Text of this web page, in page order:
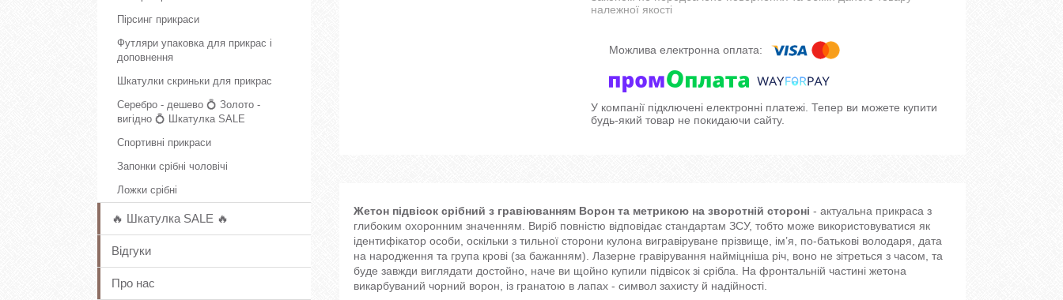
належної якості
У компанії підключені електронні платежі. Тепер ви можете купити
будь-який товар не покидаючи сайту.
Жетон підвісок срібний з гравіюванням Ворон та метрикою на зворотній стороні - актуальна прикраса з
глибоким охоронним значенням. Виріб повністю відповідає стандартам ЗСУ, тобто може використовуватися як
ідентифікатор особи, оскільки з тильної сторони кулона вигравіруване прізвище, ім’я, по-батькові володаря, дата
на народження та група крові (за бажанням). Лазерне гравірування найміцніша річ, воно не зітреться з часом, та
буде завжди виглядати достойно, наче ви щойно купили підвісок зі срібла. На фронтальній частині жетона
викарбуваний чорний ворон, із гранатою в лапах - символ захисту й надійності.
Пірсинг прикраси
Футляри упаковка для прикрас і
доповнення
Шкатулки скриньки для прикрас
Серебро - дешево 💍 Золото -
вигідно 💍 Шкатулка SALE
Спортивні прикраси
Запонки срібні чоловічі
Ложки срібні
🔥 Шкатулка SALE 🔥
Відгуки
Про нас